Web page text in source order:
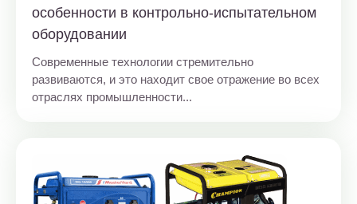
особенности в контрольно-испытательном
оборудовании
Современные технологии стремительно
развиваются, и это находит свое отражение во всех
отраслях промышленности...